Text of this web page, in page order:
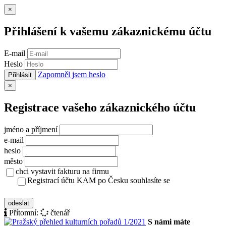
×
Přihlášení k vašemu zákaznickému účtu
E-mail
Heslo
Přihlásit Zapomněl jsem heslo
×
Registrace vašeho zákaznického účtu
jméno a příjmení
e-mail
heslo
město
chci vystavit fakturu na firmu
Registrací účtu KAM po Česku souhlasíte se
odeslat
Přítomní:
čtenář
S námi máte